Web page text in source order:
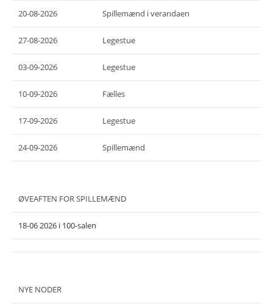
20-08-2026 Spillemænd i verandaen
27-08-2026 Legestue
03-09-2026 Legestue
10-09-2026 Fælles
17-09-2026 Legestue
24-09-2026 Spillemænd
ØVEAFTEN FOR SPILLEMÆND
18-06 2026 i 100-salen
NYE NODER